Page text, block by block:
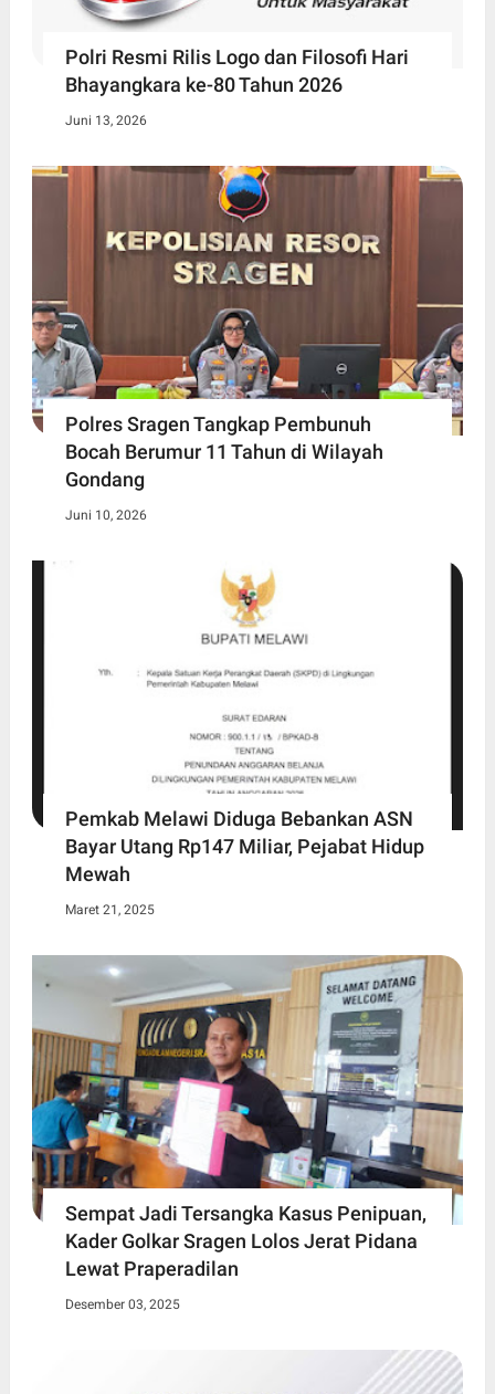
Polri Resmi Rilis Logo dan Filosofi Hari
Bhayangkara ke-80 Tahun 2026
Juni 13, 2026
Polres Sragen Tangkap Pembunuh
Bocah Berumur 11 Tahun di Wilayah
Gondang
Juni 10, 2026
Pemkab Melawi Diduga Bebankan ASN
Bayar Utang Rp147 Miliar, Pejabat Hidup
Mewah
Maret 21, 2025
Sempat Jadi Tersangka Kasus Penipuan,
Kader Golkar Sragen Lolos Jerat Pidana
Lewat Praperadilan
Desember 03, 2025